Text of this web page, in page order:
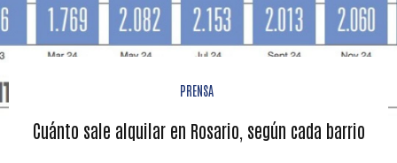
PRENSA
Cuánto sale alquilar en Rosario, según cada barrio